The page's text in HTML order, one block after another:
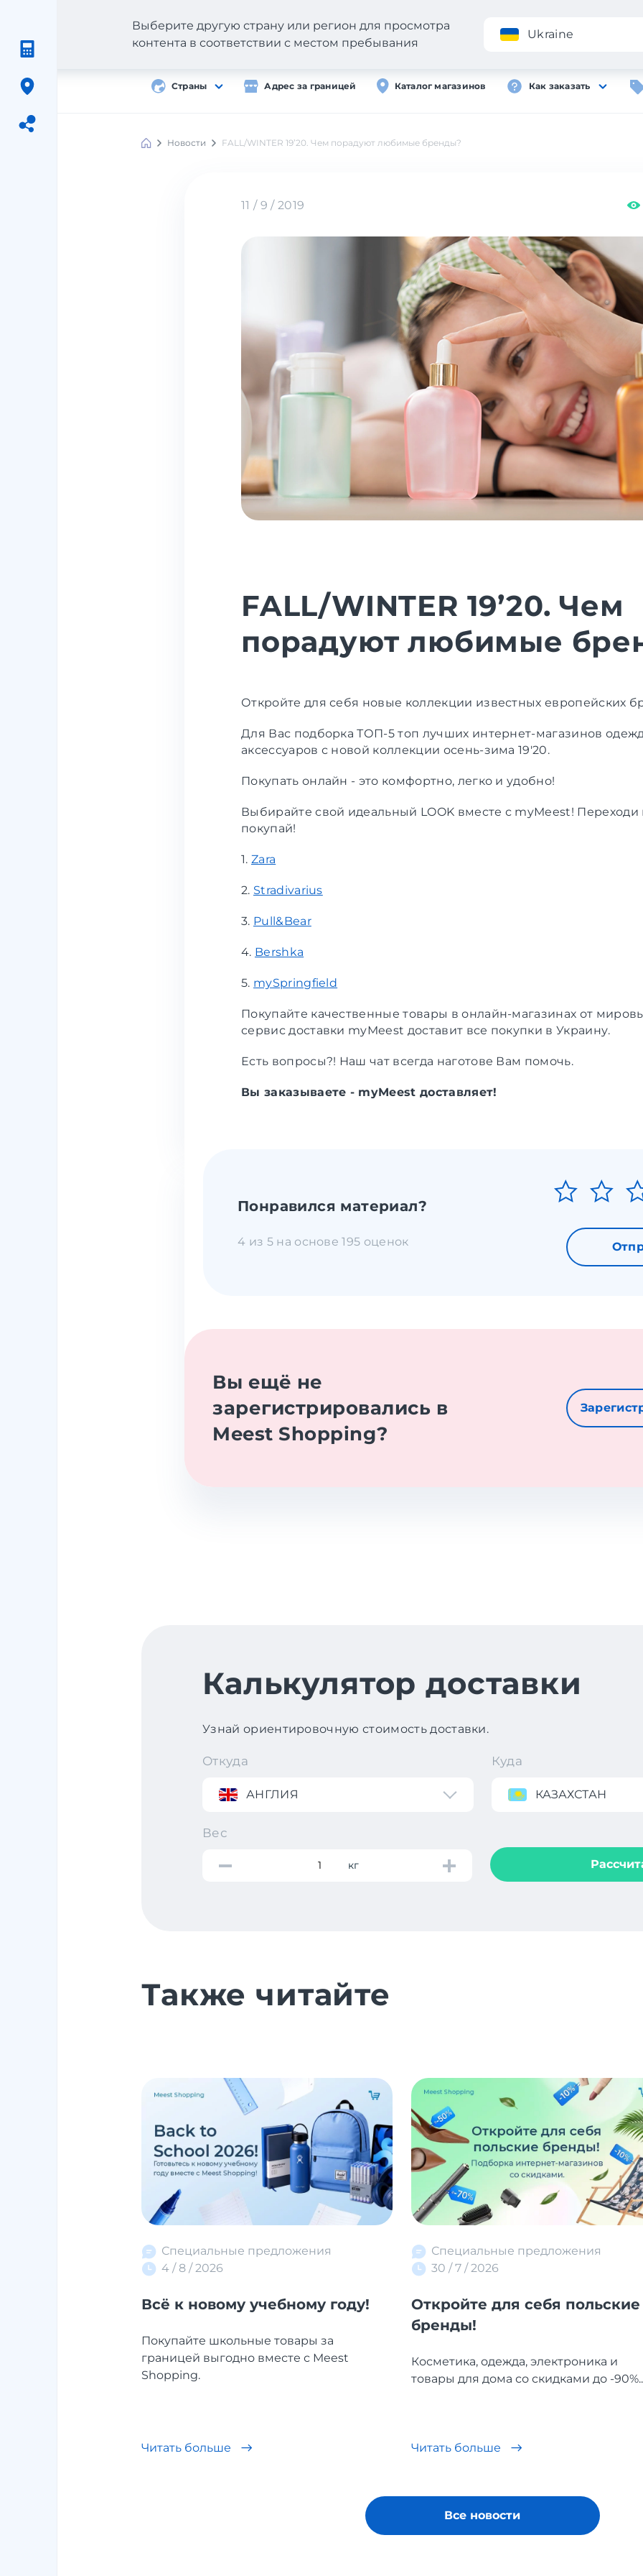
Страны Адрес за границей Каталог магазинов Как заказать
Выберите другую страну или регион для просмотра
контента в соответствии с местом пребывания
Ukraine
Meest
Новости FALL/WINTER 19’20. Чем порадуют любимые бренды?
11 / 9 / 2019
FALL/WINTER 19’20. Чем
порадуют любимые
Откройте для себя новые коллекции известных европейских
Для Вас подборка ТОП-5 топ лучших интернет-магазинов
аксессуаров с новой коллекции осень-зима 19'20.
Покупать онлайн - это комфортно, легко и удобно!
Выбирайте свой идеальный LOOK вместе с myMeest! Переходи
покупай!
1. Zara
2. Stradivarius
3. Pull&Bear
4. Bershka
5. mySpringfield
Покупайте качественные товары в онлайн-магазинах от
сервис доставки myMeest доставит все покупки в Украину.
Есть вопросы?! Наш чат всегда наготове Вам помочь.
Вы заказываете - myMeest доставляет!
Понравился материал?
4 из 5 на основе 195 оценок
Вы ещё не
зарегистрировались в
Meest Shopping?
Калькулятор доставки
Узнай ориентировочную стоимость доставки.
Откуда
АНГЛИЯ
Куда
КАЗАХСТАН
Вес
кг
Также читайте
Специальные предложения
4 / 8 / 2026
Всё к новому учебному году!
Покупайте школьные товары за
границей выгодно вместе с Meest
Shopping.
Читать больше
Специальные предложения
30 / 7 / 2026
Откройте для себя польские
бренды!
Косметика, одежда, электроника и
товары для дома со скидками до -
Читать больше
Все новости